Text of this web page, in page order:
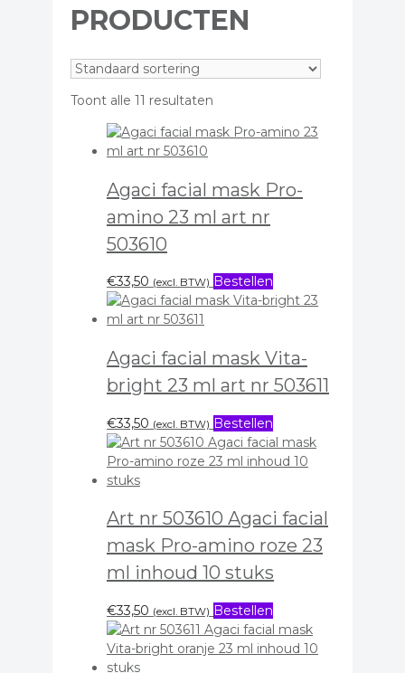
PRODUCTEN
Toont alle 11 resultaten
Agaci facial mask Pro-
amino 23 ml art nr
503610
€33,50 (excl. BTW) Bestellen
Agaci facial mask Vita-
bright 23 ml art nr 503611
€33,50 (excl. BTW) Bestellen
Art nr 503610 Agaci facial
mask Pro-amino roze 23
ml inhoud 10 stuks
€33,50 (excl. BTW) Bestellen